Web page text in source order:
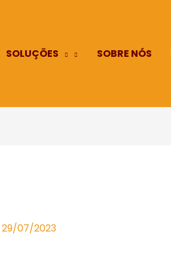
SOLUÇÕES SOBRE NÓS
29/07/2023